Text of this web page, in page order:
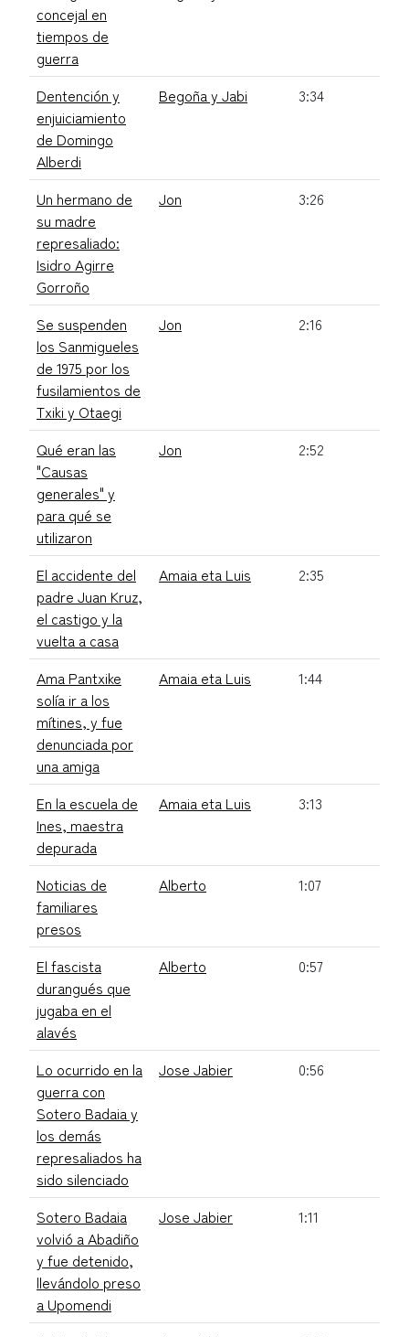
concejal en
tiempos de
guerra
Dentención y
enjuiciamiento
de Domingo
Alberdi
Begoña y Jabi 3:34
Un hermano de
su madre
represaliado:
Isidro Agirre
Gorroño
Jon 3:26
Se suspenden
los Sanmigueles
de 1975 por los
fusilamientos de
Txiki y Otaegi
Jon 2:16
Qué eran las
"Causas
generales" y
para qué se
utilizaron
Jon 2:52
El accidente del
padre Juan Kruz,
el castigo y la
vuelta a casa
Amaia eta Luis 2:35
Ama Pantxike
solía ir a los
mítines, y fue
denunciada por
una amiga
Amaia eta Luis 1:44
En la escuela de
Ines, maestra
depurada
Amaia eta Luis 3:13
Noticias de
familiares
presos
Alberto 1:07
El fascista
durangués que
jugaba en el
alavés
Alberto 0:57
Lo ocurrido en la
guerra con
Sotero Badaia y
los demás
represaliados ha
sido silenciado
Jose Jabier 0:56
Sotero Badaia
volvió a Abadiño
y fue detenido,
llevándolo preso
a Upomendi
Jose Jabier 1:11